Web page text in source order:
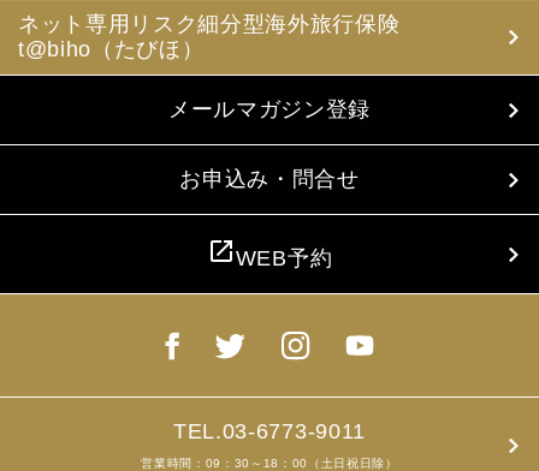
合で連絡先の方へ連絡の必要があると当社が認めた場合に
使用させていただきます。お客様は、連絡先の方の個人情
報を当社らに提供することについて連絡先の方の同意を得
るものとします。
4. お客様個人情報の収集・利用について
当社は、お客様の個人情報を収集、利用するにあたり、以
下の取扱いをしておりますことを予めご承知おき願いま
(1) 収集目的、利用範囲をパンフレット、お申込書に明示
(2) お客様の同意がない限り、収集目的以外に使用いたし
し、同意を得ます。
(4) お客様が未成年者の場合、親権者の同意を得ます。
た、お申込のあった旅行の手配及び旅程の管理のために、
以下の当社のグループ企業とお客様情報を共有する場合が
ありますが、厳重に管理・保管いたします。
ネット専用リスク細分型海外旅行保険
t@biho（たびほ）
メールマガジン登録
お申込み・問合せ
open_in_newWEB予約
TEL.03-6773-9011
営業時間：09：30～18：00（土日祝日除）